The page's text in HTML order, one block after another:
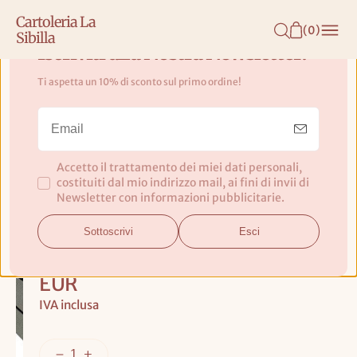
Cartoleria La
Sibilla
(0)
Cassettiera porta documenti A5
Rossler - colore verde
Dimensioni:
17,5 x 32 x
Prezzo
€42,95
EUR
IVA inclusa
GIU
Iscriviti alla Nostra Newsletter!
Ti aspetta un 10% di sconto sul primo ordine!
Accetto il trattamento dei miei dati personali,
costituiti dal mio indirizzo mail, ai fini di invii di
Newsletter con informazioni pubblicitarie.
Sottoscrivi Esci